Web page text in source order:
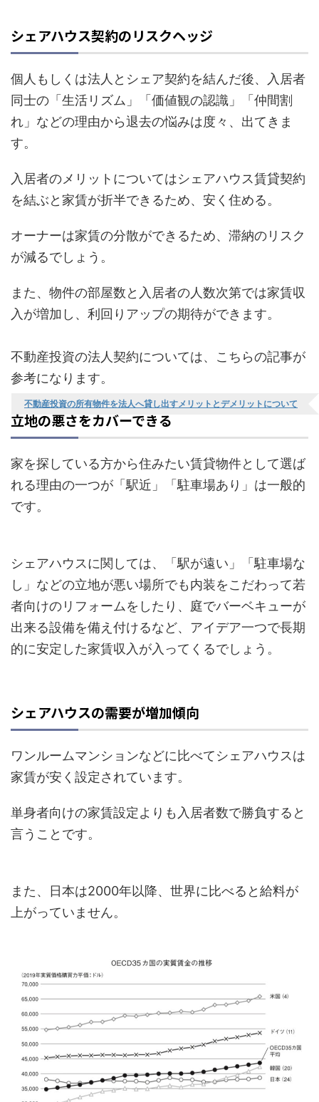
シェアハウス契約のリスクヘッジ
個人もしくは法人とシェア契約を結んだ後、入居者
同士の「生活リズム」「価値観の認識」「仲間割
れ」などの理由から退去の悩みは度々、出てきま
す。
入居者のメリットについてはシェアハウス賃貸契約
を結ぶと家賃が折半できるため、安く住める。
オーナーは家賃の分散ができるため、滞納のリスク
が減るでしょう。
また、物件の部屋数と入居者の人数次第では家賃収
入が増加し、利回りアップの期待ができます。
不動産投資の法人契約については、こちらの記事が
参考になります。
不動産投資の所有物件を法人へ貸し出すメリットとデメリットについて
立地の悪さをカバーできる
家を探している方から住みたい賃貸物件として選ば
れる理由の一つが「駅近」「駐車場あり」は一般的
です。
シェアハウスに関しては、「駅が遠い」「駐車場な
し」などの立地が悪い場所でも内装をこだわって若
者向けのリフォームをしたり、庭でバーベキューが
出来る設備を備え付けるなど、アイデア一つで長期
的に安定した家賃収入が入ってくるでしょう。
シェアハウスの需要が増加傾向
ワンルームマンションなどに比べてシェアハウスは
家賃が安く設定されています。
単身者向けの家賃設定よりも入居者数で勝負すると
言うことです。
また、日本は2000年以降、世界に比べると給料が
上がっていません。